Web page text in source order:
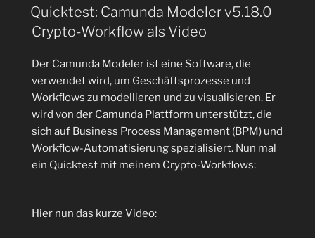
ein
Raspberry
sein,
auch
mit
ESP-
8266
kann
man
Blockchain
AM
Quicktest: Camunda Modeler v5.18.0
Crypto-Workflow als Video
Der Camunda Modeler ist eine Software, die
verwendet wird, um Geschäftsprozesse und
Workflows zu modellieren und zu visualisieren. Er
wird von der Camunda Plattform unterstützt, die
sich auf Business Process Management (BPM) und
Workflow-Automatisierung spezialisiert. Nun mal
ein Quicktest mit meinem Crypto-Workflows:
Hier nun das kurze Video: